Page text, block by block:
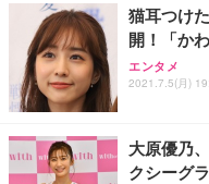
務用 おしゃ
ANDWINT
ッシュ 通気
ス圧無段階
【MiniLED/
HOOTER
グモニター
アイリスオ
ュラー 200
猫耳つけ
開！「か
エンタメ
2021.7.5(月)
大原優乃
クシーグ